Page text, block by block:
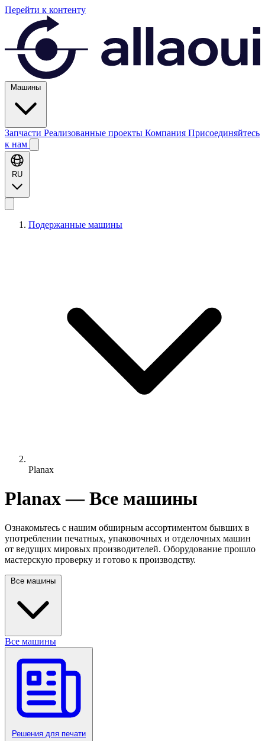
Перейти к контенту
Машины
Запчасти Реализованные проекты Компания Присоединяйтесь
к нам
RU
Подержанные машины
Planax
Planax — Все машины
Ознакомьтесь с нашим обширным ассортиментом бывших в
употреблении печатных, упаковочных и отделочных машин
от ведущих мировых производителей. Оборудование прошло
мастерскую проверку и готово к производству.
Все машины
Все машины
Решения для печати